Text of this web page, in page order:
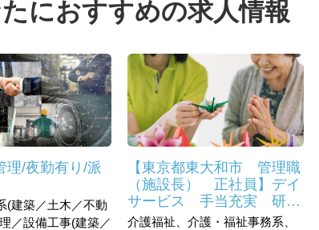
におすすめの求人情報
理/夜勤有り/派
(建築／土木／不動
／設備工事(建築／
【東京都東大和市 管理職
（施設長） 正社員】デイ
サービス 手当充実 研
修・福利厚生充実
介護福祉、介護・福祉事務系、